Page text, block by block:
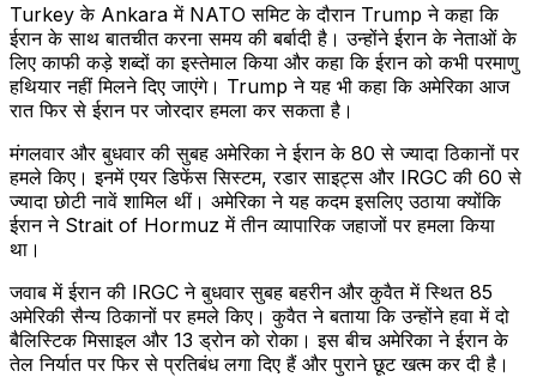
Turkey के Ankara में NATO समिट के दौरान Trump ने कहा कि
ईरान के साथ बातचीत करना समय की बर्बादी है। उन्होंने ईरान के नेताओं के
लिए काफी कड़े शब्दों का इस्तेमाल किया और कहा कि ईरान को कभी परमाणु
हथियार नहीं मिलने दिए जाएंगे। Trump ने यह भी कहा कि अमेरिका आज
रात फिर से ईरान पर जोरदार हमला कर सकता है।
मंगलवार और बुधवार की सुबह अमेरिका ने ईरान के 80 से ज्यादा ठिकानों पर
हमले किए। इनमें एयर डिफेंस सिस्टम, रडार साइट्स और IRGC की 60 से
ज्यादा छोटी नावें शामिल थीं। अमेरिका ने यह कदम इसलिए उठाया क्योंकि
ईरान ने Strait of Hormuz में तीन व्यापारिक जहाजों पर हमला किया
था।
जवाब में ईरान की IRGC ने बुधवार सुबह बहरीन और कुवैत में स्थित 85
अमेरिकी सैन्य ठिकानों पर हमले किए। कुवैत ने बताया कि उन्होंने हवा में दो
बैलिस्टिक मिसाइल और 13 ड्रोन को रोका। इस बीच अमेरिका ने ईरान के
तेल निर्यात पर फिर से प्रतिबंध लगा दिए हैं और पुराने छूट खत्म कर दी है।